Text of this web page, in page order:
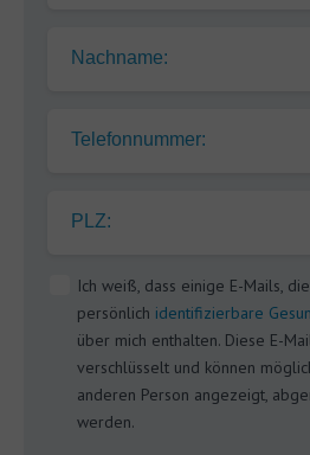
Nachname:
Telefonnummer:
PLZ:
Ich weiß, dass einige E-Mails,
persönlich identifizierbare
über mich enthalten. Diese E-
verschlüsselt und können
anderen Person angezeigt,
werden.